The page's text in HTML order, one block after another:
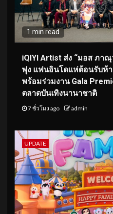
1 min read
iQIYI Artist ส่ง “มอส ภา
พุ่ง แฟนอินโดแห่ต้อนรับห้
พร้อมร่วมงาน Gala
ตลาดบันเทิงนานาชาติ
7 ชั่วโมง ago admin
UPDATE